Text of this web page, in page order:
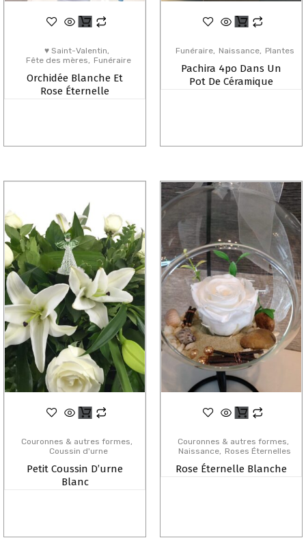
♥ Saint-Valentin
Fête des mères
Funéraire
Orchidée Blanche Et
Rose Éternelle
Funéraire Naissance Plantes
Pachira 4po Dans Un
Pot De Céramique
Couronnes & autres formes
Coussin d'urne
Petit Coussin D’urne
Blanc
Couronnes & autres formes
Naissance
Roses Éternelles
Rose Éternelle Blanche